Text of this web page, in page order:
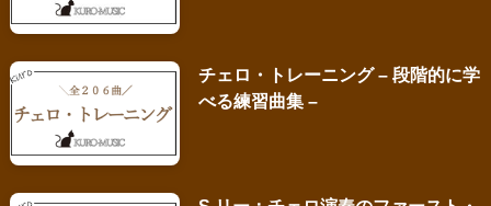
チェロ・トレーニング – 段階的に学
べる練習曲集 –